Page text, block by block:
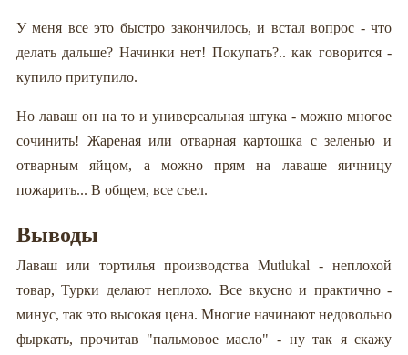
У меня все это быстро закончилось, и встал вопрос - что
делать дальше? Начинки нет! Покупать?.. как говорится -
купило притупило.
Но лаваш он на то и универсальная штука - можно многое
сочинить! Жареная или отварная картошка с зеленью и
отварным яйцом, а можно прям на лаваше яичницу
пожарить... В общем, все съел.
Выводы
Лаваш или тортилья производства Mutlukal - неплохой
товар, Турки делают неплохо. Все вкусно и практично -
минус, так это высокая цена. Многие начинают недовольно
фыркать, прочитав "пальмовое масло" - ну так я скажу